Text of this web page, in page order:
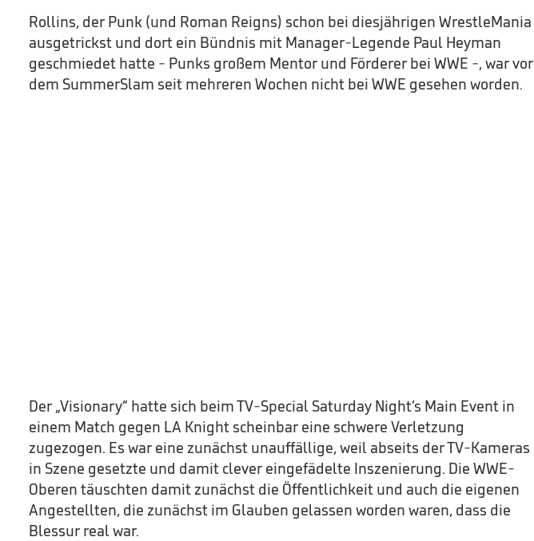
Rollins, der Punk (und Roman Reigns) schon bei diesjährigen WrestleMania
ausgetrickst und dort ein Bündnis mit Manager-Legende Paul Heyman
geschmiedet hatte - Punks großem Mentor und Förderer bei WWE -, war vor
dem SummerSlam seit mehreren Wochen nicht bei WWE gesehen worden.
Der „Visionary“ hatte sich beim TV-Special Saturday Night‘s Main Event in
einem Match gegen LA Knight scheinbar eine schwere Verletzung
zugezogen. Es war eine zunächst unauffällige, weil abseits der TV-Kameras
in Szene gesetzte und damit clever eingefädelte Inszenierung. Die WWE-
Oberen täuschten damit zunächst die Öffentlichkeit und auch die eigenen
Angestellten, die zunächst im Glauben gelassen worden waren, dass die
Blessur real war.